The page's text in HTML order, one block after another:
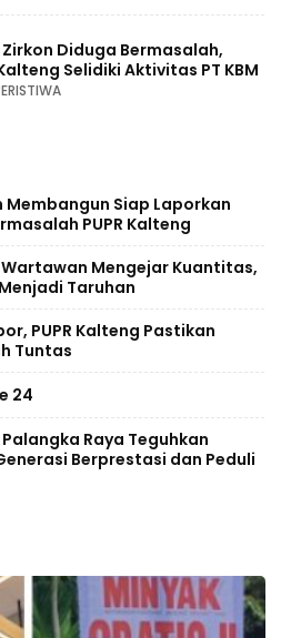
Zirkon Diduga Bermasalah,
Selidiki Aktivitas PT KBM
Siap Laporkan
PUPR Kalteng
Mengejar Kuantitas,
Taruhan
PUPR Kalteng Pastikan
Tuntas
24
Palangka Raya Teguhkan
Berprestasi dan Peduli